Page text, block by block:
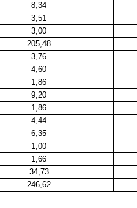
8,34
3,51
3,00
205,48
3,76
4,60
1,86
9,20
1,86
4,44
6,35
1,00
1,66
34,73
246,62